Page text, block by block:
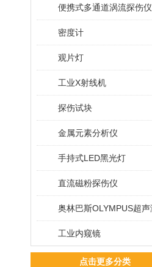
便携式多通道涡流探伤仪
密度计
观片灯
工业X射线机
探伤试块
金属元素分析仪
手持式LED黑光灯
直流磁粉探伤仪
工业内窥镜
点击更多分类